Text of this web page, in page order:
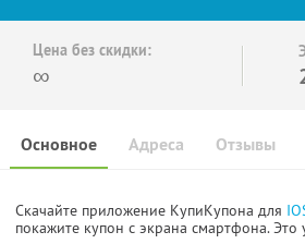
Цена без скидки:
∞
Основное Отзывы
Адреса
Скачайте приложение КупиКупона для
покажите купон с экрана смартфона. Это